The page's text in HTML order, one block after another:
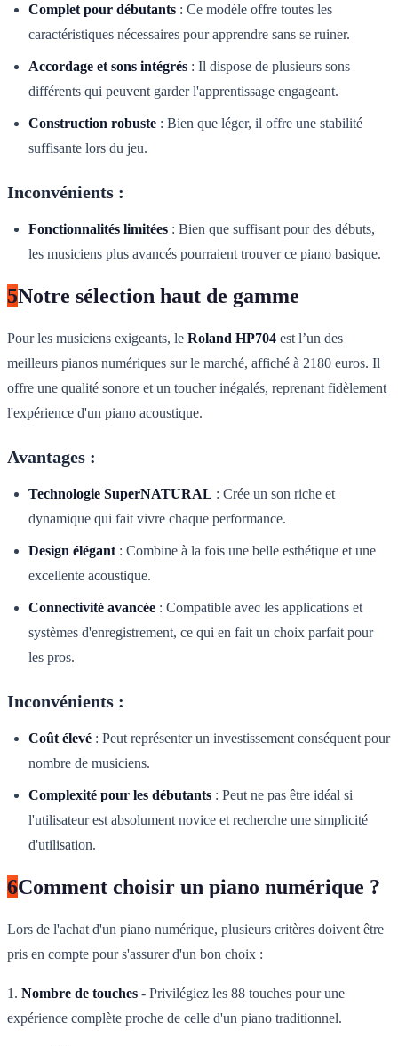
Complet pour débutants : Ce modèle offre toutes les
caractéristiques nécessaires pour apprendre sans se ruiner.
Accordage et sons intégrés : Il dispose de plusieurs sons
différents qui peuvent garder l'apprentissage engageant.
Construction robuste : Bien que léger, il offre une stabilité
suffisante lors du jeu.
Inconvénients :
Fonctionnalités limitées : Bien que suffisant pour des débuts,
les musiciens plus avancés pourraient trouver ce piano basique.
5Notre sélection haut de gamme
Pour les musiciens exigeants, le Roland HP704 est l’un des
meilleurs pianos numériques sur le marché, affiché à 2180 euros. Il
offre une qualité sonore et un toucher inégalés, reprenant fidèlement
l'expérience d'un piano acoustique.
Avantages :
Technologie SuperNATURAL : Crée un son riche et
dynamique qui fait vivre chaque performance.
Design élégant : Combine à la fois une belle esthétique et une
excellente acoustique.
Connectivité avancée : Compatible avec les applications et
systèmes d'enregistrement, ce qui en fait un choix parfait pour
les pros.
Inconvénients :
Coût élevé : Peut représenter un investissement conséquent pour
nombre de musiciens.
Complexité pour les débutants : Peut ne pas être idéal si
l'utilisateur est absolument novice et recherche une simplicité
d'utilisation.
6Comment choisir un piano numérique ?
Lors de l'achat d'un piano numérique, plusieurs critères doivent être
pris en compte pour s'assurer d'un bon choix :
1. Nombre de touches - Privilégiez les 88 touches pour une
expérience complète proche de celle d'un piano traditionnel.